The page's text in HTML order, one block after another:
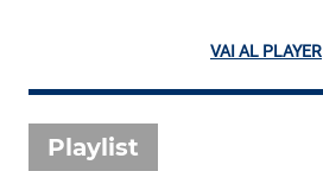
VAI AL PLAYER
Playlist